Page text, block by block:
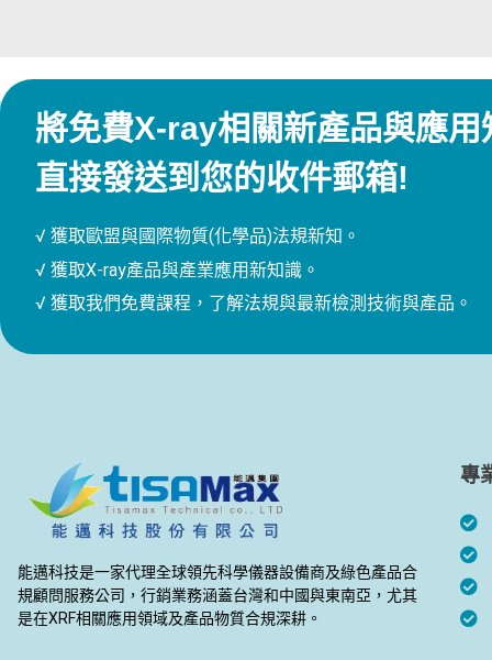
將免費X-ray相關新產品與應用
直接發送到您的收件郵箱!
√ 獲取歐盟與國際物質(化學品)法規新知。
√ 獲取X-ray產品與產業應用新知識。
√ 獲取我們免費課程，了解法規與最新檢測技術與產品。
能邁科技是一家代理全球領先科學儀器設備商及綠色產品合
規顧問服務公司，行銷業務涵蓋台灣和中國與東南亞，尤其
是在XRF相關應用領域及產品物質合規深耕。
專